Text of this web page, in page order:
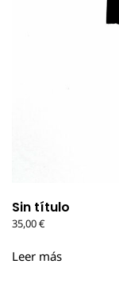
Sin título
35,00€
Leer más